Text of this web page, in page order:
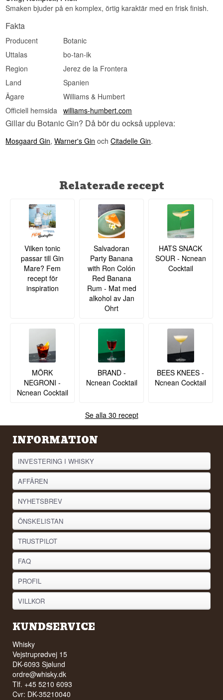
Smaken bjuder på en komplex, örtig karaktär med en frisk finish.
Fakta
Producent
Botanic
Uttalas
bo-tan-ik
Region
Jerez de la Frontera
Land
Spanien
Ägare
Williams & Humbert
Officiell hemsida
williams-humbert.com
Gillar du Botanic Gin? Då bör du också uppleva:
Mosgaard Gin,Warner's Gin ochCitadelle Gin.
Relaterade recept
Vilken tonic
passar till Gin
Mare? Fem
recept för
inspiration
Salvadoran
Party Banana
with Ron Colón
Red Banana
Rum - Mat med
alkohol av Jan
Ohrt
HATS SNACK
SOUR - Ncnean
Cocktail
MÖRK
NEGRONI -
Ncnean Cocktail
BRAND -
Ncnean Cocktail
BEES KNEES -
Ncnean Cocktail
Se alla 30 recept
INFORMATION
INVESTERING I WHISKY
AFFÄREN
NYHETSBREV
ÖNSKELISTAN
TRUSTPILOT
FAQ
PROFIL
VILLKOR
KUNDSERVICE
Whisky
Vejstruprødvej 15
DK-6093 Sjølund
ordre@whisky.dk
Tlf. +45 5210 6093
Cvr: DK-35210040